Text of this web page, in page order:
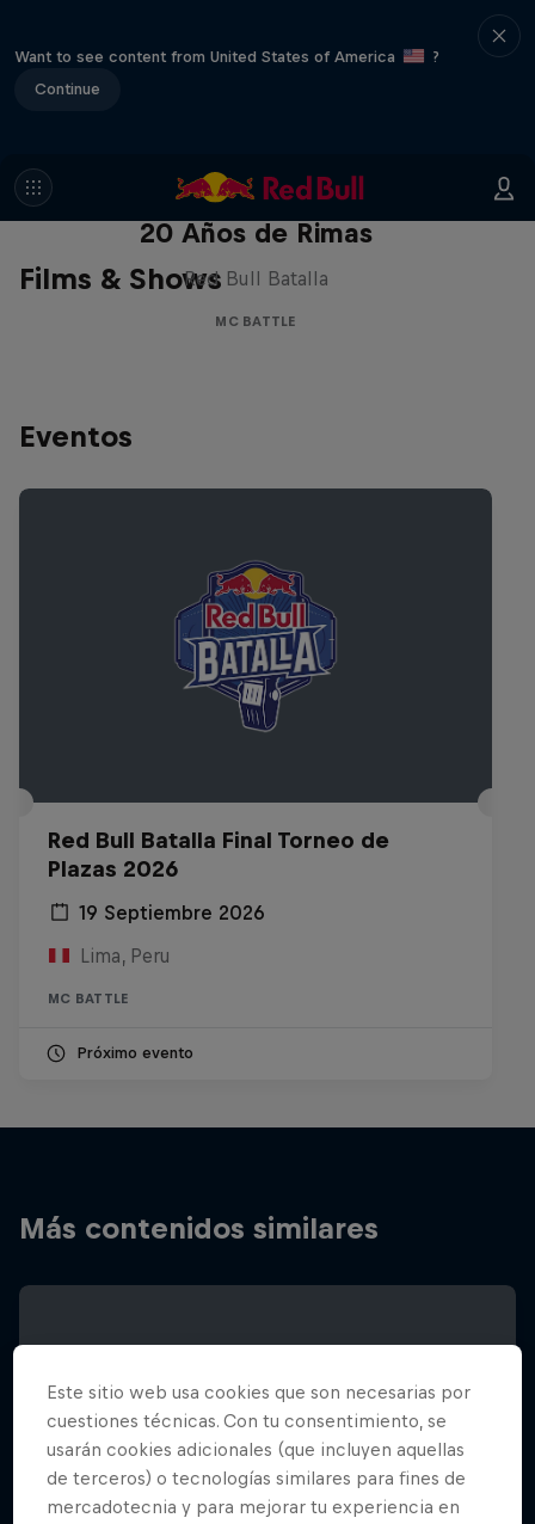
Want to see content from United States of America
?
Continue
Films & Shows
Red Bull Batalla Nueva Historia:
20 Años de Rimas
Red Bull Batalla
MC BATTLE
Eventos
Red Bull Batalla Final Torneo de
Plazas 2026
19 Septiembre 2026
Lima, Peru
MC BATTLE
Próximo evento
Más contenidos similares
Este sitio web usa cookies que son necesarias por
cuestiones técnicas. Con tu consentimiento, se
usarán cookies adicionales (que incluyen aquellas
de terceros) o tecnologías similares para fines de
mercadotecnia y para mejorar tu experiencia en